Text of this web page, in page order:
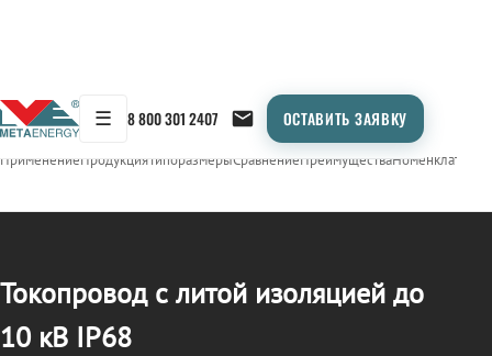
☰ 8 800 301 2407 ОСТАВИТЬ ЗАЯВКУ
← Продукция/ТОКОПРОВОД
ПрименениеПродукцияТипоразмерыСравнениеПреимуществаНоменклатура
Токопровод с литой изоляцией до
10 кВ IP68